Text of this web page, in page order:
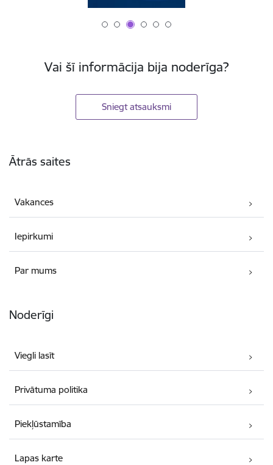
Vai šī informācija bija noderīga?
Sniegt atsauksmi
Ātrās saites
Vakances
Iepirkumi
Par mums
Noderīgi
Viegli lasīt
Privātuma politika
Piekļūstamība
Lapas karte